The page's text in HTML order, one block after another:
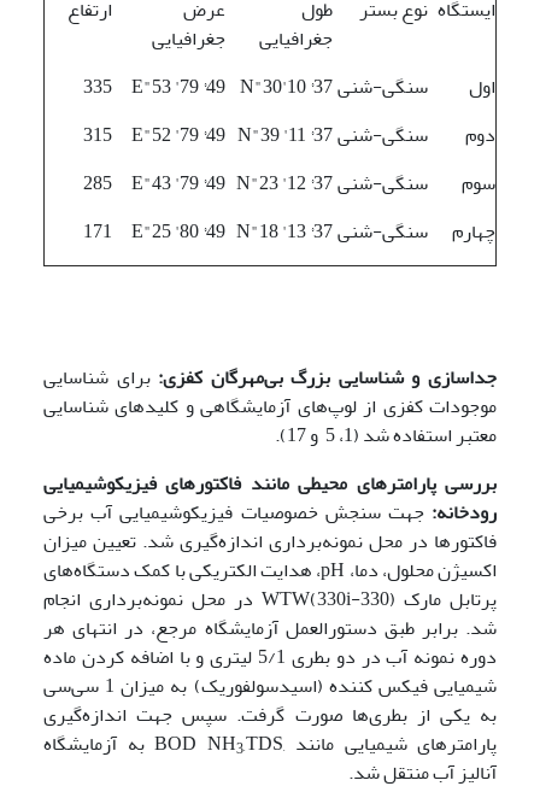
ایستگاه نوع بستر
طول
جغرافیایی
عرض
جغرافیایی
ارتفاع
اول سنگی-شنیN"30'10 °37
E"53 '79 °49
335
دوم
سنگی-شنیN"39 '11 °37
E"52 '79 °49
315
سوم
سنگی-شنیN"23 '12 °37
E"43 '79 °49
285
چهارم
سنگی-شنیN"18 '13 °37
E"25 '80 °49
171
جداسازی و شناسایی بزرگ بی‌مهرگان کفزی:برای شناسایی
موجودات کفزی از لوپ‌های آزمایشگاهی و کلیدهای شناسایی
معتبر استفاده شد (1، 5 و 17).
بررسی پارامترهای محیطی مانند فاکتورهای فیزیکوشیمیایی
رودخانه:جهت سنجش خصوصیات فیزیکوشیمیایی آب برخی
فاکتورها در محل نمونه‌برداری اندازه‌گیری شد. تعیین میزان
اکسیژن محلول، دما، pH، هدایت الکتریکی با کمک دستگاه‌های
پرتابل مارک WTW(330i-330) در محل نمونه‌برداری انجام
شد. برابر طبق دستورالعمل آزمایشگاه مرجع، در انتهای هر
دوره نمونه آب در دو بطری 5/1 لیتری و با اضافه کردن ماده
شیمیایی فیکس کننده (اسیدسولفوریک) به میزان 1 سی‌سی
به یکی از بطری‌ها صورت گرفت. سپس جهت اندازه‌گیری
پارامترهای شیمیایی مانند ,BOD NH
3
,TDS به آزمایشگاه
آنالیز آب منتقل شد.